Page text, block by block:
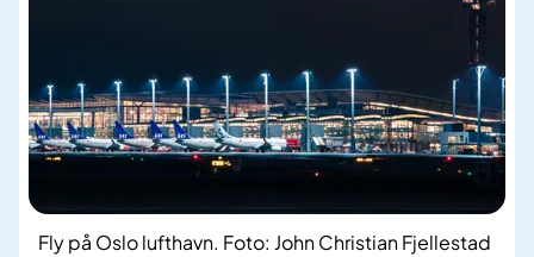
Fly på Oslo lufthavn. Foto: John Christian Fjellestad